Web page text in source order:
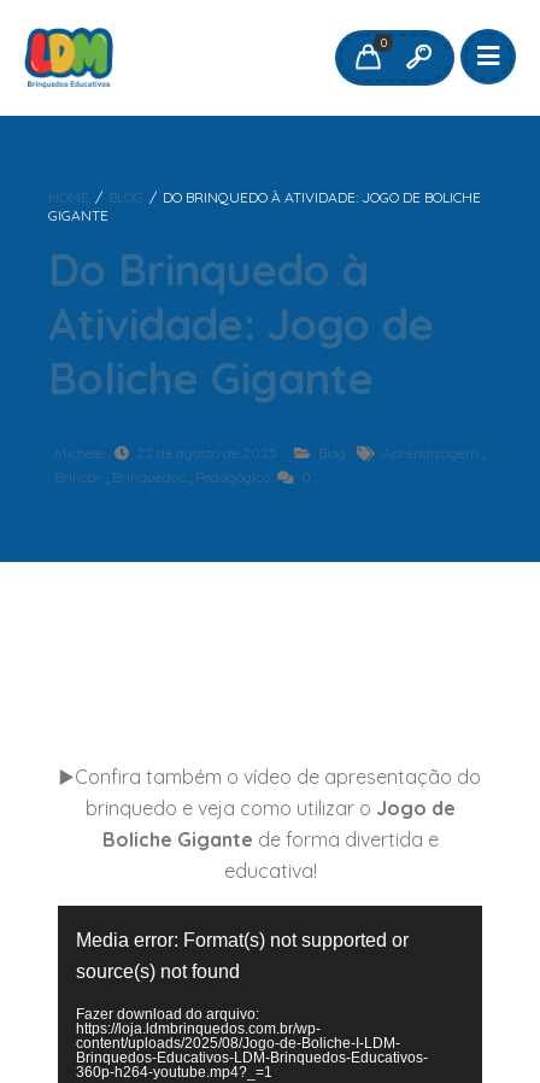
0
HOME / BLOG / DO BRINQUEDO À ATIVIDADE: JOGO DE BOLICHE
GIGANTE
Do Brinquedo à
Atividade: Jogo de
Boliche Gigante
Michele 22 de agosto de 2025 Blog Aprendizagem ,
Brincar , Brinquedos , Pedagógico 0
▶️Confira também o vídeo de apresentação do
brinquedo e veja como utilizar o Jogo de
Boliche Gigante de forma divertida e
educativa!
de
vídeo
Media error: Format(s) not supported or
source(s) not found
Fazer download do arquivo:
https://loja.ldmbrinquedos.com.br/wp-
content/uploads/2025/08/Jogo-de-Boliche-I-LDM-
Brinquedos-Educativos-LDM-Brinquedos-Educativos-
360p-h264-youtube.mp4?_=1